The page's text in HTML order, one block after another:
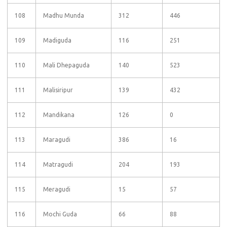
108 Madhu Munda 312 446
109 Madiguda 116 251
110 Mali Dhepaguda 140 523
111 Malisiripur 139 432
112 Mandikana 126 0
113 Maragudi 386 16
114 Matragudi 204 193
115 Meragudi 15 57
116 Mochi Guda 66 88